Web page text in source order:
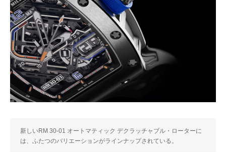
新しいRM 30-01 オートマティック デクラッチャブル・ローターに
は、ふたつのバリエーションがラインナップされている。